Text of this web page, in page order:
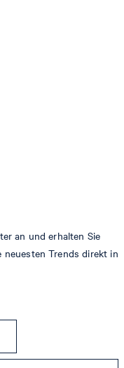
an und erhalten Sie
Trends direkt in